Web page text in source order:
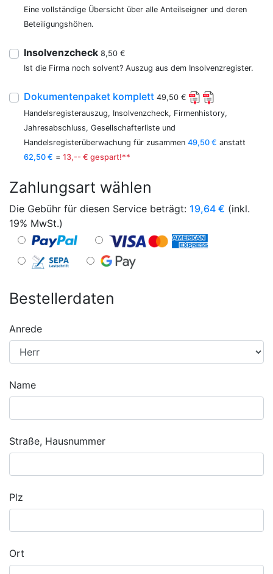
Eine vollständige Übersicht über alle Anteilseigner und deren
Beteiligungshöhen.
Insolvenzcheck 8,50 €
Ist die Firma noch solvent? Auszug aus dem Insolvenzregister.
Dokumentenpaket komplett 49,50 €
Handelsregisterauszug, Insolvenzcheck, Firmenhistory,
Jahresabschluss, Gesellschafterliste und
Handelsregisterüberwachung für zusammen 49,50 € anstatt
62,50 € = 13,-- € gespart!**
Zahlungsart wählen
Die Gebühr für diesen Service beträgt: 19,64 € (inkl.
19% MwSt.)
Bestellerdaten
Anrede
Name
Straße, Hausnummer
Plz
Ort